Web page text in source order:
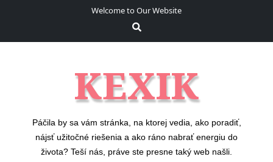
Welcome to Our Website
KEXIK
Páčila by sa vám stránka, na ktorej vedia, ako poradiť,
nájsť užitočné riešenia a ako ráno nabrať energiu do
života? Teší nás, práve ste presne taký web našli.